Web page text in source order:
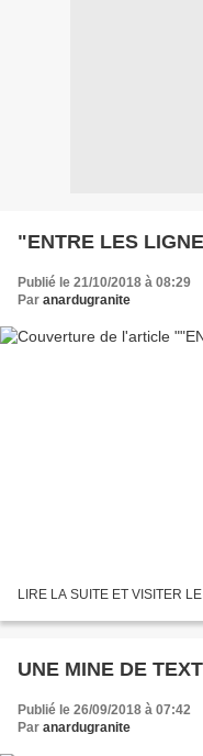
"ENTRE LES
Publié le 21/10/2018 à 08:29
Par anardugranite
LIRE LA SUITE ET VISITER
UNE MINE DE
Publié le 26/09/2018 à 07:42
Par anardugranite